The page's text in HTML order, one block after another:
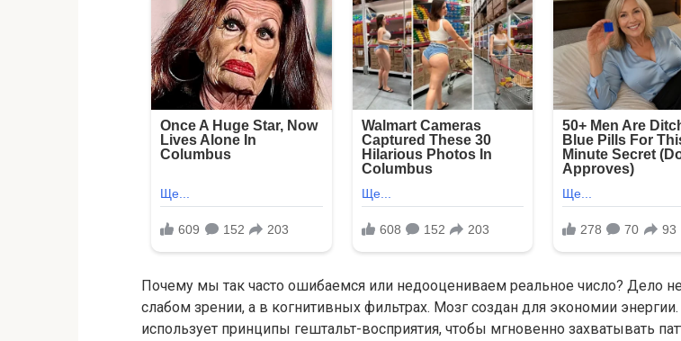
Почему мы так часто ошибаемся или недооцениваем реальное число? Дело
слабом зрении, а в когнитивных фильтрах. Мозг создан для экономии
использует принципы гештальт-восприятия, чтобы мгновенно захватывать